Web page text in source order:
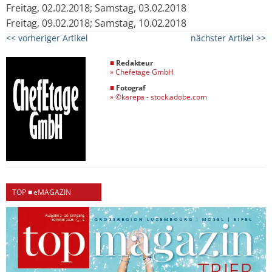
Freitag, 02.02.2018; Samstag, 03.02.2018
Freitag, 09.02.2018; Samstag, 10.02.2018
<< vorheriger Artikel nächster Artikel >>
■ Redakteur
»Chefetage GmbH
■ Fotograf
»©karepa - stock.adobe.com
TOP ■ eMAGAZIN